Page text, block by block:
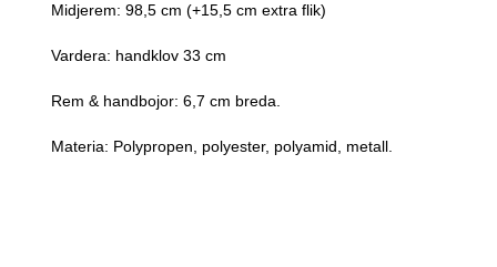
Midjerem: 98,5 cm (+15,5 cm extra flik)
Vardera: handklov 33 cm
Rem & handbojor: 6,7 cm breda.
Materia: Polypropen, polyester, polyamid, metall.